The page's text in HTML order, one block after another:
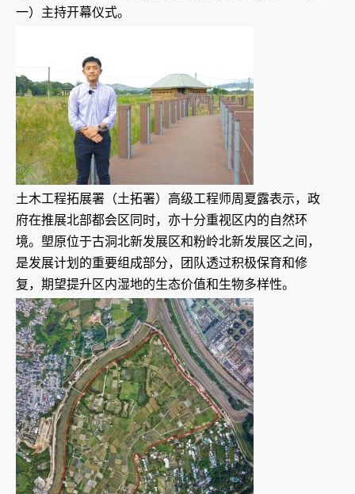
一）主持开幕仪式。
土木工程拓展署（土拓署）高级工程师周夏露表示，政
府在推展北部都会区同时，亦十分重视区内的自然环
境。塱原位于古洞北新发展区和粉岭北新发展区之间，
是发展计划的重要组成部分，团队透过积极保育和修
复，期望提升区内湿地的生态价值和生物多样性。